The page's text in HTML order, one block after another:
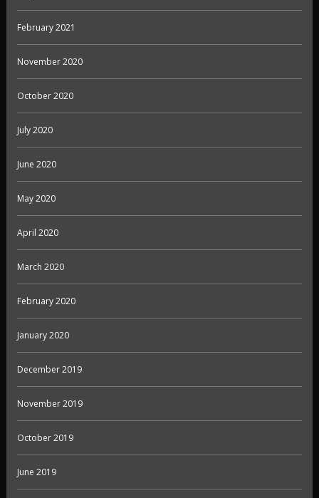
February 2021
November 2020
October 2020
July 2020
June 2020
May 2020
April 2020
March 2020
February 2020
January 2020
December 2019
November 2019
October 2019
June 2019